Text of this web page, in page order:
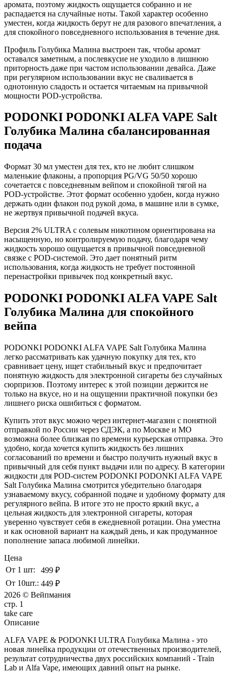
аромата, поэтому жидкость ощущается собранно и не
распадается на случайные ноты. Такой характер особенно
уместен, когда жидкость берут не для разового впечатления, а
для спокойного повседневного использования в течение дня.
Профиль Голубика Малина выстроен так, чтобы аромат
оставался заметным, а послевкусие не уходило в лишнюю
приторность даже при частом использовании девайса. Даже
при регулярном использовании вкус не сваливается в
однотонную сладость и остается читаемым на привычной
мощности POD-устройства.
PODONKI PODONKI ALFA VAPE Salt
Голубика Малина сбалансированная
подача
Формат 30 мл уместен для тех, кто не любит слишком
маленькие флаконы, а пропорция PG/VG 50/50 хорошо
сочетается с повседневным вейпом и спокойной тягой на
POD-устройстве. Этот формат особенно удобен, когда нужно
держать один флакон под рукой дома, в машине или в сумке,
не жертвуя привычной подачей вкуса.
Версия 2% ULTRA с солевым никотином ориентирована на
насыщенную, но контролируемую подачу, благодаря чему
жидкость хорошо ощущается в привычной повседневной
связке с POD-системой. Это дает понятный ритм
использования, когда жидкость не требует постоянной
перенастройки привычек под конкретный вкус.
PODONKI PODONKI ALFA VAPE Salt
Голубика Малина для спокойного
вейпа
PODONKI PODONKI ALFA VAPE Salt Голубика Малина
легко рассматривать как удачную покупку для тех, кто
сравнивает цену, ищет стабильный вкус и предпочитает
понятную жидкость для электронной сигареты без случайных
сюрпризов. Поэтому интерес к этой позиции держится не
только на вкусе, но и на ощущении практичной покупки без
лишнего риска ошибиться с форматом.
Купить этот вкус можно через интернет-магазин с понятной
отправкой по России через СДЭК, а по Москве и МО
возможна более близкая по времени курьерская отправка. Это
удобно, когда хочется купить жидкость без лишних
согласований по времени и быстро получить нужный вкус в
привычный для себя пункт выдачи или по адресу. В категории
жидкости для POD-систем PODONKI PODONKI ALFA VAPE
Salt Голубика Малина смотрится убедительно благодаря
узнаваемому вкусу, собранной подаче и удобному формату для
регулярного вейпа. В итоге это не просто яркий вкус, а
цельная жидкость для электронной сигареты, которая
уверенно чувствует себя в ежедневной ротации. Она уместна
и как основной вариант на каждый день, и как продуманное
пополнение запаса любимой линейки.
Цена
От 1 шт:
499 ₽
От 10шт.: 449 ₽
2026 © Вейпмания
стр. 1
take care
Описание
ALFA VAPE & PODONKI ULTRA Голубика Малина - это
новая линейка продукции от отечественных производителей,
результат сотрудничества двух российских компаний - Train
Lab и Alfa Vape, имеющих давний опыт на рынке.